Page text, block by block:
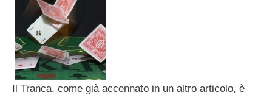
Il Tranca, come già accennato in un altro articolo, è